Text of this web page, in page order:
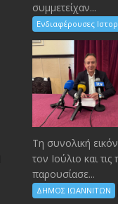
συμμετείχαν...
Ενδιαφέρουσες
Τη συνολική
τον Ιούλιο και
παρουσίασε...
ΔΗΜΟΣ ΙΩΑΝΝΙΤΩΝ